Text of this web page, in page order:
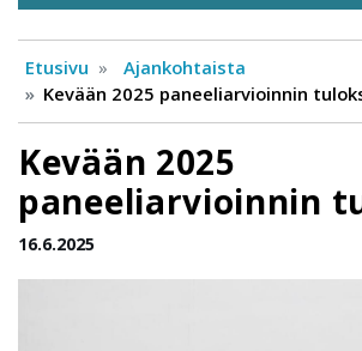
Etusivu
Ajankohtaista
Kevään 2025 paneeliarvioinnin
Kevään 2025
paneeliarvioinnin
16.6.2025